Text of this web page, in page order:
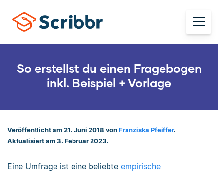
So erstellst du einen Fragebogen
inkl. Beispiel + Vorlage
Veröffentlicht am 21. Juni 2018 von Franziska Pfeiffer.
Aktualisiert am 3. Februar 2023.
Eine Umfrage ist eine beliebte empirische